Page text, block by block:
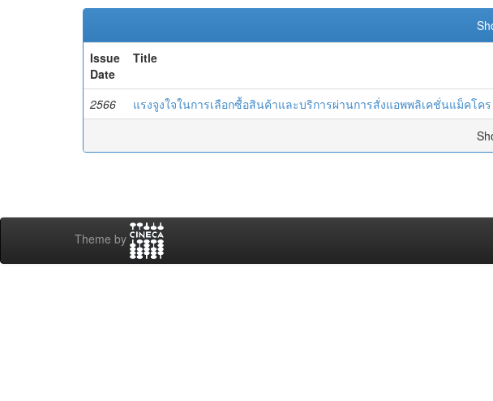
Issue
Date
Title
2566 แรงจูงใจในการเลือกซื้อสินค้าและบริการผ่านการสั่งแอพพลิเคชั่นแม็คโคร
Theme by